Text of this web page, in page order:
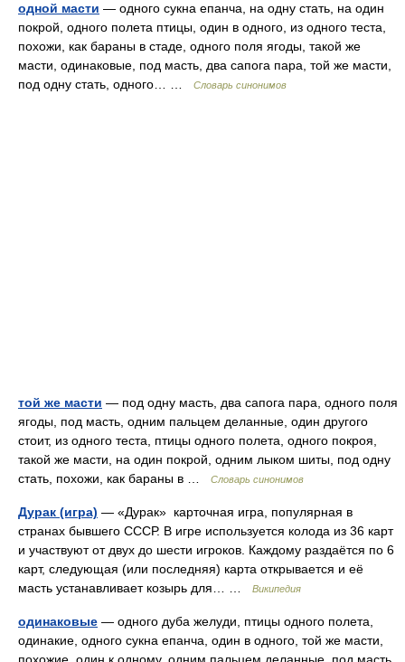
одной масти — одного сукна епанча, на одну стать, на один
покрой, одного полета птицы, один в одного, из одного теста,
похожи, как бараны в стаде, одного поля ягоды, такой же
масти, одинаковые, под масть, два сапога пара, той же масти,
под одну стать, одного… …
Словарь синонимов
той же масти — под одну масть, два сапога пара, одного поля
ягоды, под масть, одним пальцем деланные, один другого
стоит, из одного теста, птицы одного полета, одного покроя,
такой же масти, на один покрой, одним лыком шиты, под одну
стать, похожи, как бараны в …
Словарь синонимов
Дурак (игра) — «Дурак» карточная игра, популярная в
странах бывшего СССР. В игре используется колода из 36 карт
и участвуют от двух до шести игроков. Каждому раздаётся по 6
карт, следующая (или последняя) карта открывается и её
масть устанавливает козырь для… …
Википедия
одинаковые — одного дуба желуди, птицы одного полета,
одинакие, одного сукна епанча, один в одного, той же масти,